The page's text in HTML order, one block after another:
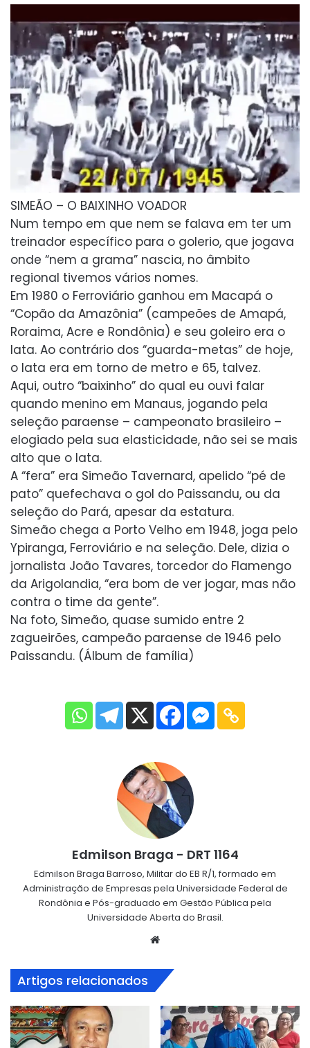
SIMEÃO – O BAIXINHO VOADOR
Num tempo em que nem se falava em ter um
treinador específico para o golerio, que jogava
onde “nem a grama” nascia, no âmbito
regional tivemos vários nomes.
Em 1980 o Ferroviário ganhou em Macapá o
“Copão da Amazônia” (campeões de Amapá,
Roraima, Acre e Rondônia) e seu goleiro era o
Iata. Ao contrário dos “guarda-metas” de hoje,
o Iata era em torno de metro e 65, talvez.
Aqui, outro “baixinho” do qual eu ouvi falar
quando menino em Manaus, jogando pela
seleção paraense – campeonato brasileiro –
elogiado pela sua elasticidade, não sei se mais
alto que o Iata.
A “fera” era Simeão Tavernard, apelido “pé de
pato” quefechava o gol do Paissandu, ou da
seleção do Pará, apesar da estatura.
Simeão chega a Porto Velho em 1948, joga pelo
Ypiranga, Ferroviário e na seleção. Dele, dizia o
jornalista João Tavares, torcedor do Flamengo
da Arigolandia, “era bom de ver jogar, mas não
contra o time da gente”.
Na foto, Simeão, quase sumido entre 2
zagueirões, campeão paraense de 1946 pelo
Paissandu. (Álbum de família)
Edmilson Braga - DRT 1164
Edmilson Braga Barroso, Militar do EB R/1, formado em
Administração de Empresas pela Universidade Federal de
Rondônia e Pós-graduado em Gestão Pública pela
Universidade Aberta do Brasil.
Artigos relacionados